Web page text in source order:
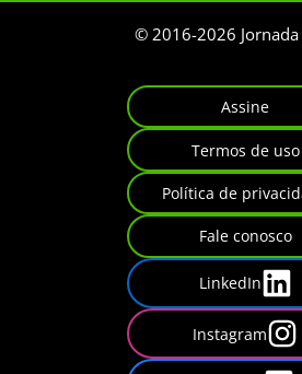
© 2016-2026
Assine
Termos de uso
Política de
Fale conosco
LinkedIn
Instagram